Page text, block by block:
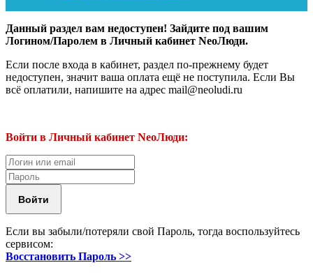
Данный раздел вам недоступен! Зайдите под вашим
Логином/Паролем в Личный кабинет NeoЛюди.
Если после входа в кабинет, раздел по-прежнему будет
недоступен, значит ваша оплата ещё не поступила. Если Вы
всё оплатили, напишите на адрес mail@neoludi.ru
Войти в Личный кабинет NeoЛюди:
Если вы забыли/потеряли свой Пароль, тогда воспользуйтесь
сервисом:
Восстановить Пароль >>